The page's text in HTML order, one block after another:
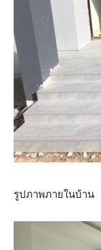
รูปภาพภายในบ้าน